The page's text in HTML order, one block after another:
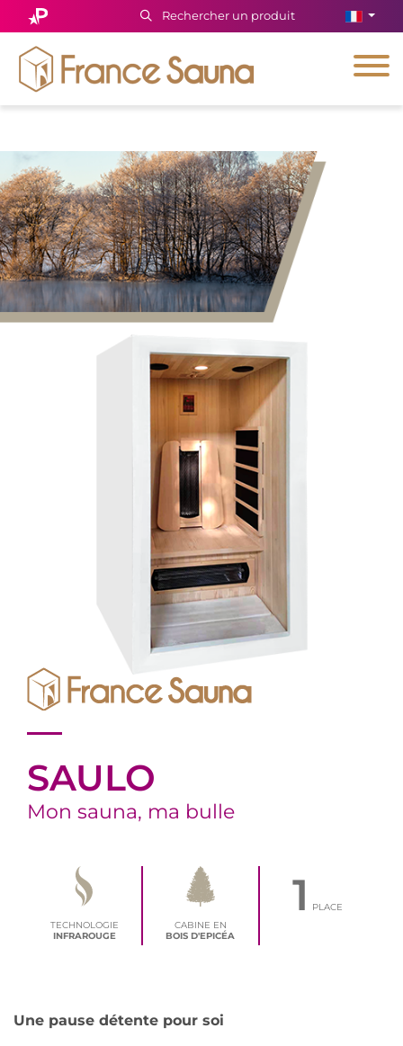
Rechercher un produit
SAULO
Mon sauna, ma bulle
TECHNOLOGIE
INFRAROUGE
CABINE EN
BOIS D'EPICÉA
1 PLACE
Une pause détente pour soi